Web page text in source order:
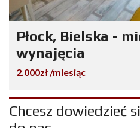
Płock, Bielska -
wynajęcia
2.000zł /miesiąc
Chcesz dowiedzieć